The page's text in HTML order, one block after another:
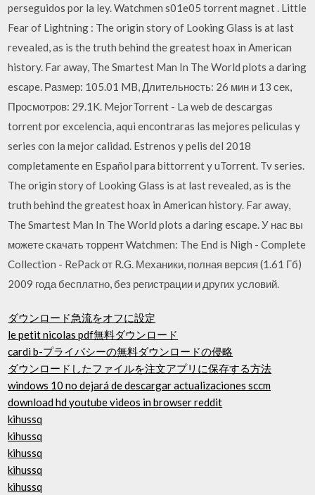
perseguidos por la ley. Watchmen s01e05 torrent magnet . Little
Fear of Lightning : The origin story of Looking Glass is at last
revealed, as is the truth behind the greatest hoax in American
history. Far away, The Smartest Man In The World plots a daring
escape. Размер: 105.01 MB, Длительность: 26 мин и 13 сек,
Просмотров: 29.1K. MejorTorrent - La web de descargas
torrent por excelencia, aqui encontraras las mejores peliculas y
series con la mejor calidad. Estrenos y pelis del 2018
completamente en Español para bittorrent y uTorrent. Tv series.
The origin story of Looking Glass is at last revealed, as is the
truth behind the greatest hoax in American history. Far away,
The Smartest Man In The World plots a daring escape. У нас вы
можете скачать торрент Watchmen: The End is Nigh - Complete
Collection - RePack от R.G. Механики, полная версия (1.61 Гб)
2009 года бесплатно, без регистрации и других условий.
ダウンロード急流をオフに設定
le petit nicolas pdf無料ダウンロード
cardi b-プライバシーの無料ダウンロードの侵略
ダウンロードしたファイルを注文アプリに保存する方法
windows 10 no dejará de descargar actualizaciones sccm
download hd youtube videos in browser reddit
kihussq
kihussq
kihussq
kihussq
kihussq